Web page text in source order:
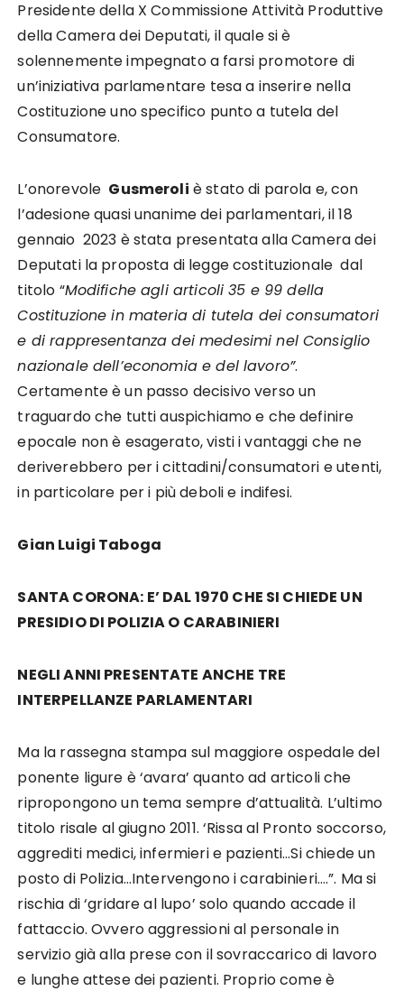
Presidente della X Commissione Attività Produttive
della Camera dei Deputati, il quale si è
solennemente impegnato a farsi promotore di
un’iniziativa parlamentare tesa a inserire nella
Costituzione uno specifico punto a tutela del
Consumatore.
L’onorevole Gusmeroli è stato di parola e, con
l’adesione quasi unanime dei parlamentari, il 18
gennaio 2023 è stata presentata alla Camera dei
Deputati la proposta di legge costituzionale dal
titolo “Modifiche agli articoli 35 e 99 della
Costituzione in materia di tutela dei consumatori
e di rappresentanza dei medesimi nel Consiglio
nazionale dell’economia e del lavoro”.
Certamente è un passo decisivo verso un
traguardo che tutti auspichiamo e che definire
epocale non è esagerato, visti i vantaggi che ne
deriverebbero per i cittadini/consumatori e utenti,
in particolare per i più deboli e indifesi.
Gian Luigi Taboga
SANTA CORONA: E’ DAL 1970 CHE SI CHIEDE UN
PRESIDIO DI POLIZIA O CARABINIERI
NEGLI ANNI PRESENTATE ANCHE TRE
INTERPELLANZE PARLAMENTARI
Ma la rassegna stampa sul maggiore ospedale del
ponente ligure è ‘avara’ quanto ad articoli che
ripropongono un tema sempre d’attualità. L’ultimo
titolo risale al giugno 2011. ‘Rissa al Pronto soccorso,
aggrediti medici, infermieri e pazienti…Si chiede un
posto di Polizia…Intervengono i carabinieri….”. Ma si
rischia di ‘gridare al lupo’ solo quando accade il
fattaccio. Ovvero aggressioni al personale in
servizio già alla prese con il sovraccarico di lavoro
e lunghe attese dei pazienti. Proprio come è